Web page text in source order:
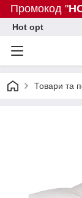
Промокод "
Hot opt
Товари та